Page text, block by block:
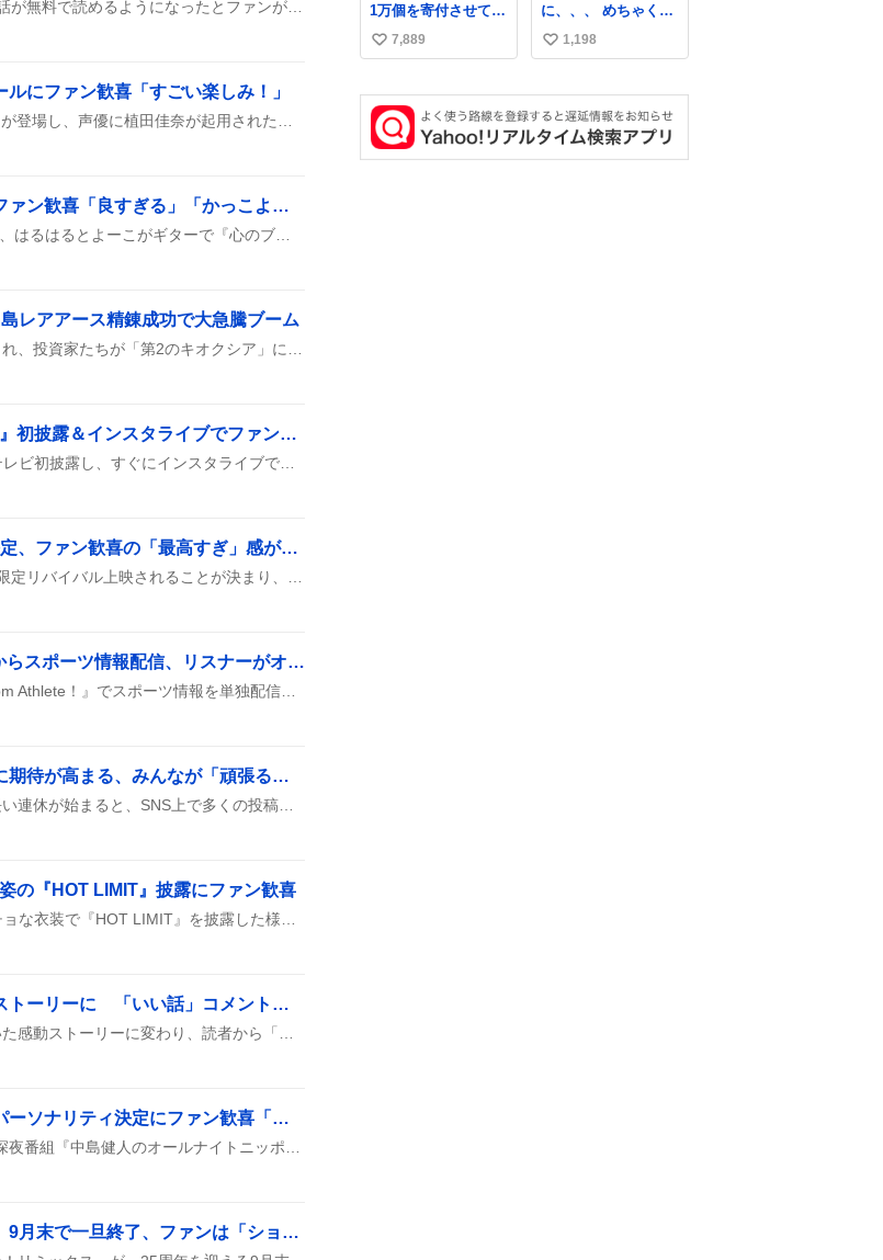
にファン歓喜「すごい楽しみ！」
「心のブランコ」弾き語り初披露にファン歓喜「良すぎる」「かっこよすぎ」感が広がる
レアアース精錬成功で大急騰ブーム
SUPER EIGHT、Mステで『Do it!!!!!』初披露＆インスタライブでファン歓喜「最高」
『耳をすませば』IMAXリバイバル決定、ファン歓喜の「最高すぎ」感が拡散
フロアスでDJミノルクリスが朝5時からスポーツ情報配信、リスナーがオハネッパーで盛り上がり
お盆休み目前！金曜勤務で連休突入に期待が高まる、みんなが「頑張る」声を上げる
の『HOT LIMIT』披露にファン歓喜
デスメーカー最新話が感動の親子愛ストーリーに 「いい話」コメントが相次ぐ
中島健人、オールナイトニッポン初パーソナリティ決定にファン歓喜「やったー」
「相葉雅紀のレコメン！リミックス」9月末で一旦終了、ファンは「ショック」や「感謝」の声
1万個を寄付させてい
ただきました
い
ね
数
7,889
に、、、 めちゃくち
ゃ有名車捨てられて
ました😭 外装ぼろぼ
可哀想に😢😢 今まで
数十年お疲れ様でし
た、、 #バニング #
い
ね
数
1,198